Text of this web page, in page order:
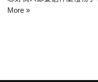
More »